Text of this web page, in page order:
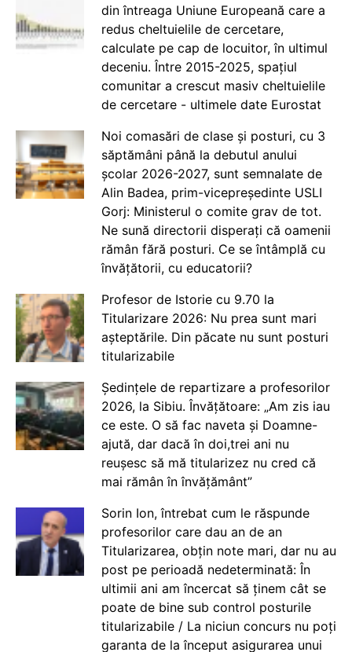
din întreaga Uniune Europeană care a
redus cheltuielile de cercetare,
calculate pe cap de locuitor, în ultimul
deceniu. Între 2015-2025, spațiul
comunitar a crescut masiv cheltuielile
de cercetare - ultimele date Eurostat
Noi comasări de clase și posturi, cu 3
săptămâni până la debutul anului
școlar 2026-2027, sunt semnalate de
Alin Badea, prim-vicepreședinte USLI
Gorj: Ministerul o comite grav de tot.
Ne sună directorii disperați că oamenii
rămân fără posturi. Ce se întâmplă cu
învățătorii, cu educatorii?
Profesor de Istorie cu 9.70 la
Titularizare 2026: Nu prea sunt mari
așteptările. Din păcate nu sunt posturi
titularizabile
Ședințele de repartizare a profesorilor
2026, la Sibiu. Învățătoare: „Am zis iau
ce este. O să fac naveta și Doamne-
ajută, dar dacă în doi,trei ani nu
reușesc să mă titularizez nu cred că
mai rămân în învățământ”
Sorin Ion, întrebat cum le răspunde
profesorilor care dau an de an
Titularizarea, obțin note mari, dar nu au
post pe perioadă nedeterminată: În
ultimii ani am încercat să ținem cât se
poate de bine sub control posturile
titularizabile / La niciun concurs nu poți
garanta de la început asigurarea unui